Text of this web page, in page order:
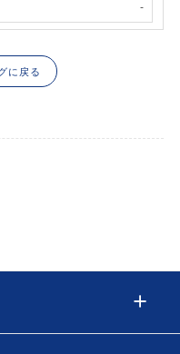
-
に戻る